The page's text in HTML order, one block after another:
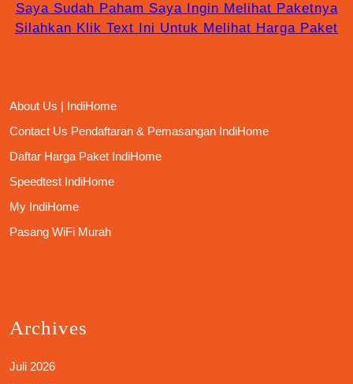
Saya Sudah Paham Saya Ingin Melihat Paketnya
Silahkan Klik Text Ini Untuk Melihat Harga Paket
About Us | IndiHome
Contact Us Pendaftaran & Pemasangan IndiHome
Daftar Harga Paket IndiHome
Speedtest IndiHome
My IndiHome
Pasang WiFi Murah
Archives
Juli 2026